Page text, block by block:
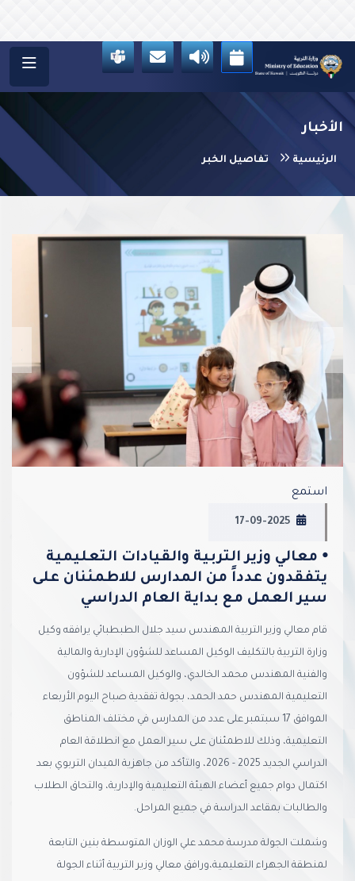
الأخبار
الرئيسية تفاصيل الخبر
استمع
17-09-2025
⦁ معالي وزير التربية والقيادات التعليمية
يتفقدون عدداً من المدارس للاطمئنان على
سير العمل مع بداية العام الدراسي
قام معالي وزير التربية المهندس سيد جلال الطبطبائي يرافقه وكيل
وزارة التربية بالتكليف الوكيل المساعد للشؤون الإدارية والمالية
والفنية المهندس محمد الخالدي، والوكيل المساعد للشؤون
التعليمية المهندس حمد الحمد، بجولة تفقدية صباح اليوم الأربعاء
الموافق 17 سبتمبر على عدد من المدارس في مختلف المناطق
التعليمية، وذلك للاطمئنان على سير العمل مع انطلاقة العام
الدراسي الجديد 2025 - 2026، والتأكد من جاهزية الميدان التربوي بعد
اكتمال دوام جميع أعضاء الهيئة التعليمية والإدارية، والتحاق الطلاب
والطالبات بمقاعد الدراسة في جميع المراحل.
وشملت الجولة مدرسة محمد علي الوزان المتوسطة بنين التابعة
لمنطقة الجهراء التعليمية،ورافق معالي وزير التربية أثناء الجولة